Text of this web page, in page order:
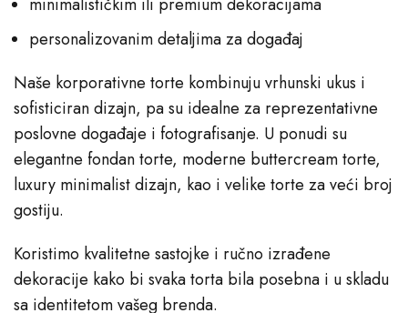
personalizovanim detaljima za događaj
Naše korporativne torte kombinuju vrhunski ukus i
sofisticiran dizajn, pa su idealne za reprezentativne
poslovne događaje i fotografisanje. U ponudi su
elegantne fondan torte, moderne buttercream torte,
luxury minimalist dizajn, kao i velike torte za veći broj
gostiju.
Koristimo kvalitetne sastojke i ručno izrađene
dekoracije kako bi svaka torta bila posebna i u skladu
sa identitetom vašeg brenda.